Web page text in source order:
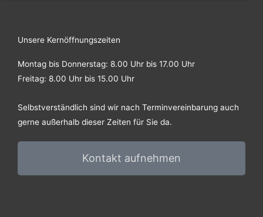
b
o
o
k
-
f
a
g
r
a
m
Unsere Kernöffnungszeiten
Montag bis Donnerstag: 8.00 Uhr bis 17.00 Uhr
Freitag: 8.00 Uhr bis 15.00 Uhr
Selbstverständlich sind wir nach Terminvereinbarung auch
gerne außerhalb dieser Zeiten für Sie da.
Kontakt aufnehmen